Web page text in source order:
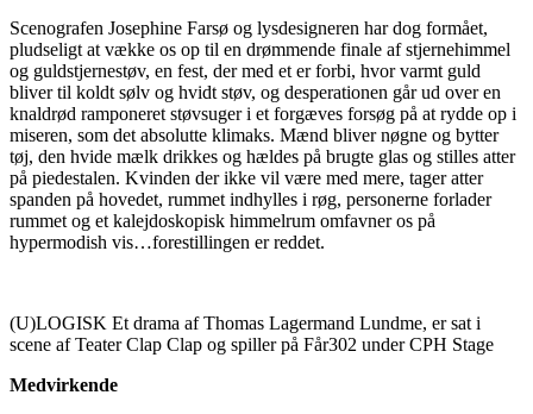
Scenografen Josephine Farsø og lysdesigneren har dog formået,
pludseligt at vække os op til en drømmende finale af stjernehimmel
og guldstjernestøv, en fest, der med et er forbi, hvor varmt guld
bliver til koldt sølv og hvidt støv, og desperationen går ud over en
knaldrød ramponeret støvsuger i et forgæves forsøg på at rydde op i
miseren, som det absolutte klimaks. Mænd bliver nøgne og bytter
tøj, den hvide mælk drikkes og hældes på brugte glas og stilles atter
på piedestalen. Kvinden der ikke vil være med mere, tager atter
spanden på hovedet, rummet indhylles i røg, personerne forlader
rummet og et kalejdoskopisk himmelrum omfavner os på
hypermodish vis…forestillingen er reddet.
(U)LOGISK Et drama af Thomas Lagermand Lundme, er sat i
scene af Teater Clap Clap og spiller på Får302 under CPH Stage
Medvirkende